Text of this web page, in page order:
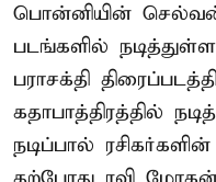
பொன்னியின்
படங்களில்
பராசக்தி
கதாபாத்திரத்தில்
நடிப்பால்